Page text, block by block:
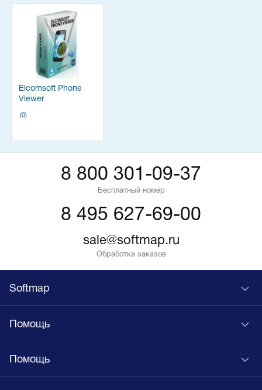
Elcomsoft Phone
Viewer
(0)
8 800 301-09-37
Бесплатный номер
8 495 627-69-00
sale@softmap.ru
Обработка заказов
Softmap
Помощь
Помощь